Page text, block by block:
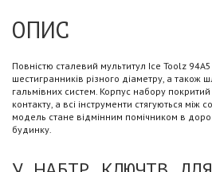
ОПИС
Повністю сталевий мультитул Ice Toolz
шестигранників різного діаметру, а також
гальмівних систем. Корпус набору
контакту, а всі інструменти стягуються
модель стане відмінним помічником в
будинку.